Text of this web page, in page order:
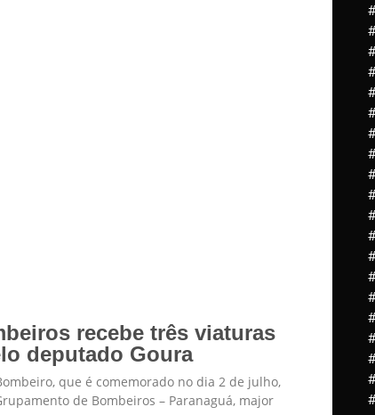
recebe três viaturas
deputado Goura
que é comemorado no dia 2 de julho,
de Bombeiros – Paranaguá, major